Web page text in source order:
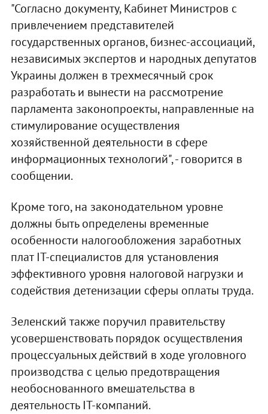
"Согласно документу, Кабинет Министров с
привлечением представителей
государственных органов, бизнес-ассоциаций,
независимых экспертов и народных депутатов
Украины должен в трехмесячный срок
разработать и вынести на рассмотрение
парламента законопроекты, направленные на
стимулирование осуществления
хозяйственной деятельности в сфере
информационных технологий", - говорится в
сообщении.
Кроме того, на законодательном уровне
должны быть определены временные
особенности налогообложения заработных
плат ІТ-специалистов для установления
эффективного уровня налоговой нагрузки и
содействия детенизации сферы оплаты труда.
Зеленский также поручил правительству
усовершенствовать порядок осуществления
процессуальных действий в ходе уголовного
производства с целью предотвращения
необоснованного вмешательства в
деятельность ІТ-компаний.